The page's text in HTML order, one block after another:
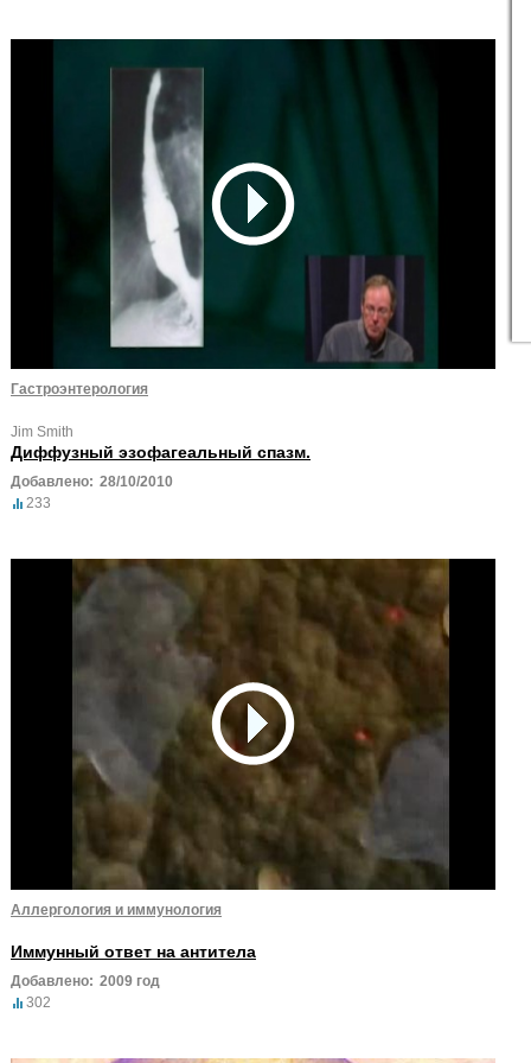
Гастроэнтерология
Jim Smith
Диффузный эзофагеальный спазм.
Добавлено: 28/10/2010
233
Аллергология и иммунология
Иммунный ответ на антитела
Добавлено: 2009 год
302